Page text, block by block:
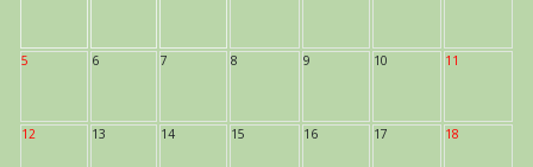
5 6 7 8 9 10 11
12 13 14 15 16 17 18